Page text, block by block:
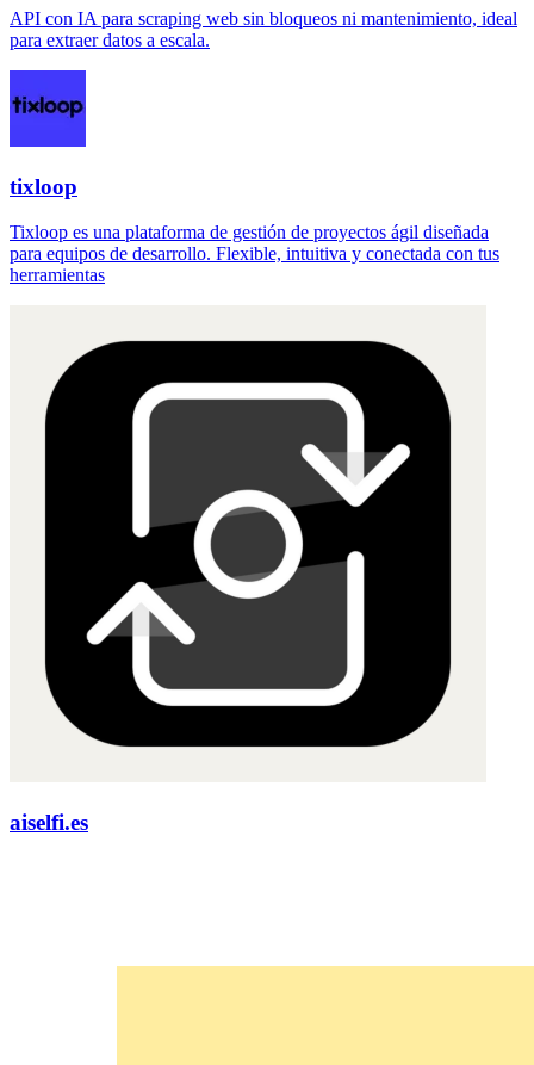
API con IA para scraping web sin bloqueos ni mantenimiento, ideal
para extraer datos a escala.
tixloop
Tixloop es una plataforma de gestión de proyectos ágil diseñada
para equipos de desarrollo. Flexible, intuitiva y conectada con tus
herramientas
aiselfi.es